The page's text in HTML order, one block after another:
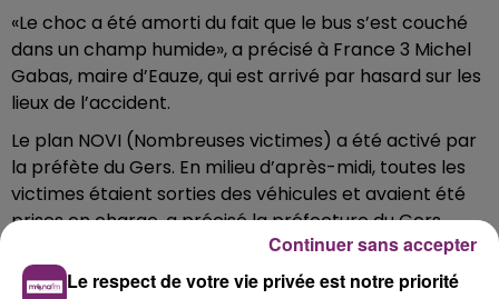
«Le choc a été amorti du fait que le bus s’est couché
dans un champ humide», a précisé à France 3 Michel
Gabas, maire d’Eauze, qui est arrivé par hasard sur les
lieux de l’accident.
Le plan NOVI (Nombreuses victimes) a été activé par
la préfète du Gers. En milieu d’après-midi, toutes les
victimes étaient sorties des véhicules et avaient été
prises en charge, a précisé la préfecture du Gers.
Les familles des collégiens sont accueillies à Eauze au
Hall d’exposition.
Le respect de votre vie privée est notre priorité
Continuer sans accepter